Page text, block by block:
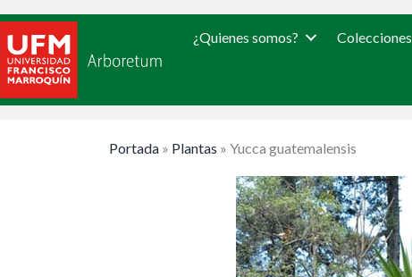
¿Quienes somos? Colecciones
Portada » Plantas » Yucca guatemalensis